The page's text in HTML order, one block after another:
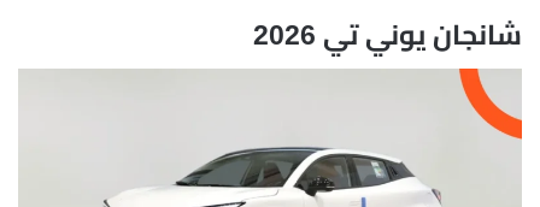
شانجان يوني تي 2026